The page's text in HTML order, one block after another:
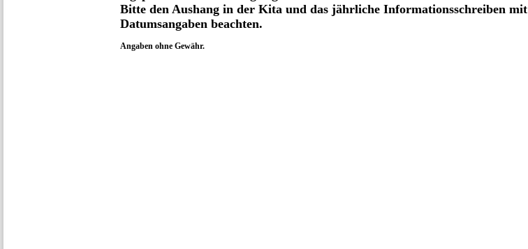
Bitte den Aushang in der Kita und das jährliche Informationsschreiben mit
Datumsangaben beachten.
Angaben ohne Gewähr.